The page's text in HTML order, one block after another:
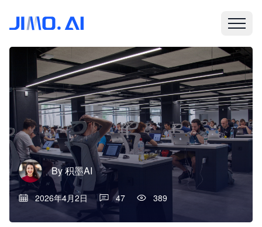
By积墨AI
2026年4月2日 47 389